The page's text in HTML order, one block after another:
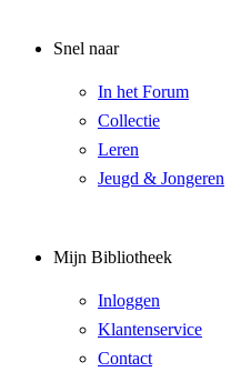
Snel naar
In het Forum
Collectie
Leren
Jeugd & Jongeren
Mijn Bibliotheek
Inloggen
Klantenservice
Contact